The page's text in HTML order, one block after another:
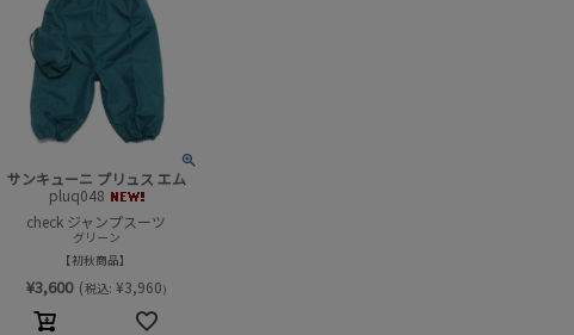
サンキューニ プリュス エム
pluq048
check ジャンプスーツ
グリーン
初秋商品
¥3,600 (税込: ¥3,960)